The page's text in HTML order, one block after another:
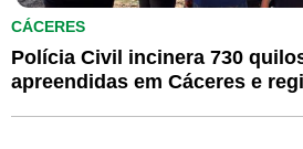
CÁCERES
Polícia Civil incinera 730
apreendidas em Cáceres e